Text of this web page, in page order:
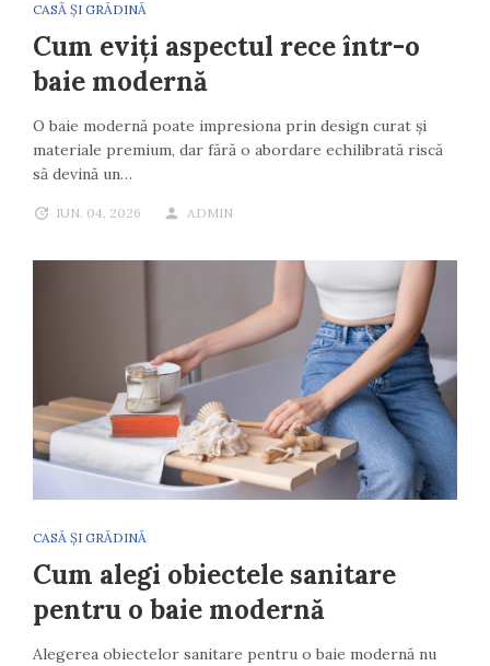
CASĂ ȘI GRĂDINĂ
Cum eviți aspectul rece într-o
baie modernă
O baie modernă poate impresiona prin design curat și
materiale premium, dar fără o abordare echilibrată riscă
să devină un…
IUN. 04, 2026 ADMIN
CASĂ ȘI GRĂDINĂ
Cum alegi obiectele sanitare
pentru o baie modernă
Alegerea obiectelor sanitare pentru o baie modernă nu